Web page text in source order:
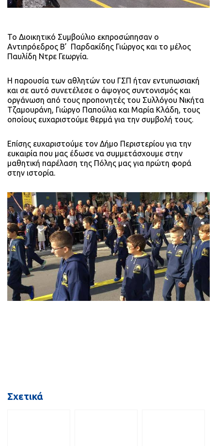
Το Διοικητικό Συμβούλιο εκπροσώπησαν ο
Αντιπρόεδρος Β’ Παρδακίδης Γιώργος και το μέλος
Παυλίδη Ντρε Γεωργία.
Η παρουσία των αθλητών του ΓΣΠ ήταν εντυπωσιακή
και σε αυτό συνετέλεσε ο άψογος συντονισμός και
οργάνωση από τους προπονητές του Συλλόγου Νικήτα
Τζαμουράνη, Γιώργο Παπούλια και Μαρία Κλάδη, τους
οποίους ευχαριστούμε θερμά για την συμβολή τους.
Επίσης ευχαριστούμε τον Δήμο Περιστερίου για την
ευκαιρία που μας έδωσε να συμμετάσχουμε στην
μαθητική παρέλαση της Πόλης μας για πρώτη φορά
στην ιστορία.
Σχετικά